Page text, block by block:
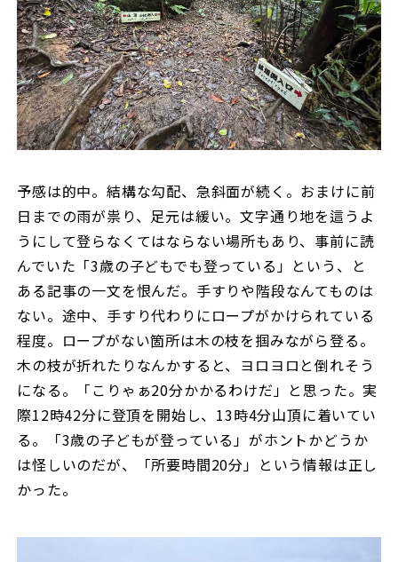
予感は的中。結構な勾配、急斜面が続く。おまけに前
日までの雨が祟り、足元は緩い。文字通り地を這うよ
うにして登らなくてはならない場所もあり、事前に読
んでいた「3歳の子どもでも登っている」という、と
ある記事の一文を恨んだ。手すりや階段なんてものは
ない。途中、手すり代わりにロープがかけられている
程度。ロープがない箇所は木の枝を掴みながら登る。
木の枝が折れたりなんかすると、ヨロヨロと倒れそう
になる。「こりゃぁ20分かかるわけだ」と思った。実
際12時42分に登頂を開始し、13時4分山頂に着いてい
る。「3歳の子どもが登っている」がホントかどうか
は怪しいのだが、「所要時間20分」という情報は正し
かった。